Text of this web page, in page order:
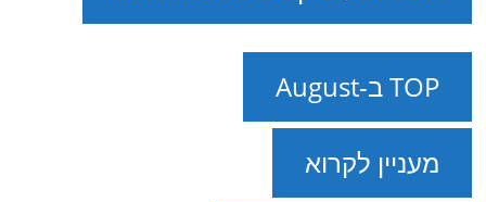
TOP ב-August
מעניין לקרוא